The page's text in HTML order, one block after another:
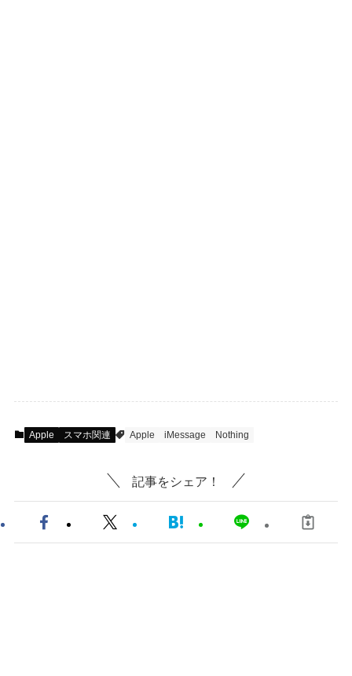
Apple スマホ関連 Apple iMessage Nothing
記事をシェア！